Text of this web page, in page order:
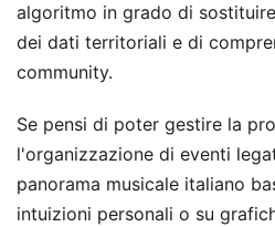
algoritmo in grado di
dei dati territoriali e di
community.
Se pensi di poter gestire la
l'organizzazione di eventi
panorama musicale italiano
intuizioni personali o su